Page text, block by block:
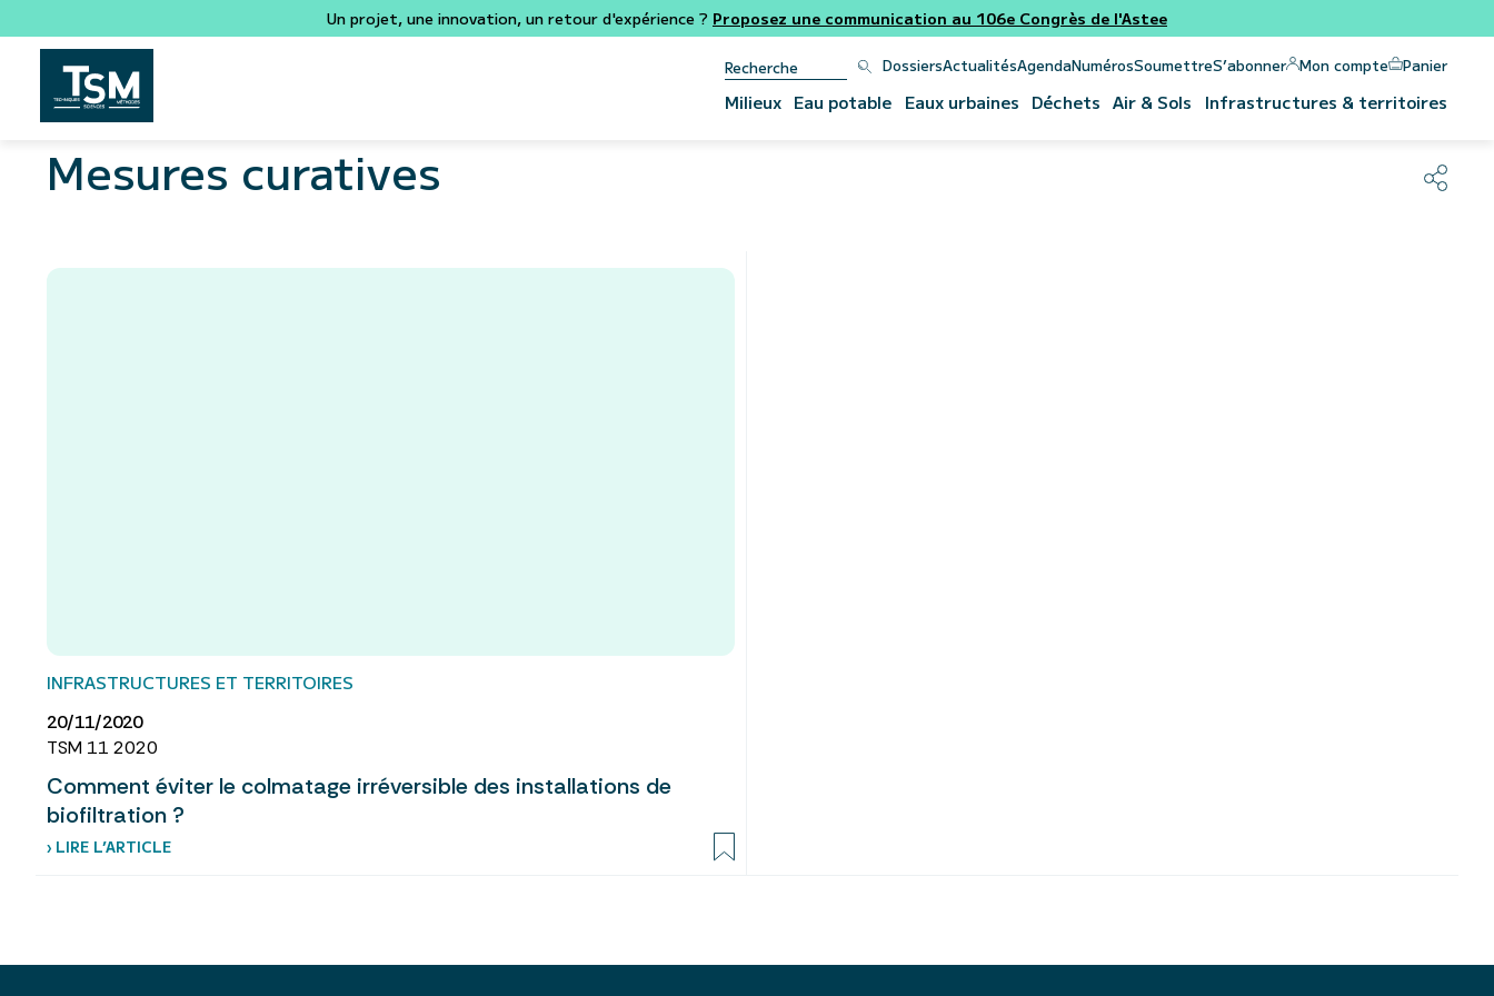
Un projet, une innovation, un retour d'expérience ? Proposez une communication au 106e Congrès de l'Astee
DossiersActualitésAgendaNumérosSoumettreS’abonner Mon compte Panier
Milieux Eau potable Eaux urbaines Déchets Air & Sols Infrastructures & territoires
Mesures curatives
INFRASTRUCTURES ET TERRITOIRES
20/11/2020
TSM 11 2020
Comment éviter le colmatage irréversible des installations de
biofiltration ?
› LIRE L’ARTICLE